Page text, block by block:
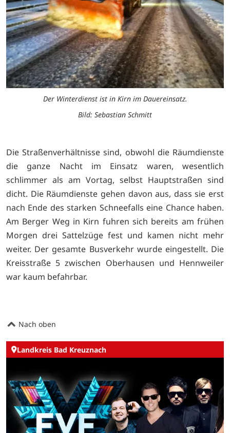
Der Winterdienst ist in Kirn im Dauereinsatz.
Bild: Sebastian Schmitt
Die Straßenverhältnisse sind, obwohl die Räumdienste
die ganze Nacht im Einsatz waren, wesentlich
schlimmer als am Vortag, selbst Hauptstraßen sind
dicht. Die Räumdienste gehen davon aus, dass sie erst
nach Ende des starken Schneefalls eine Chance haben.
Am Berger Weg in Kirn fuhren sich bereits am frühen
Morgen drei Sattelzüge fest und kamen nicht mehr
weiter. Der gesamte Busverkehr wurde eingestellt. Die
Kreisstraße 5 zwischen Oberhausen und Hennweiler
war kaum befahrbar.
Nach oben
Landkreis Bad Kreuznach